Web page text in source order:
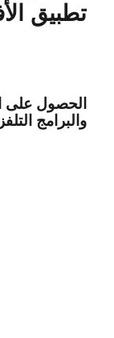
تطبيق
الحصول على
والبرامج